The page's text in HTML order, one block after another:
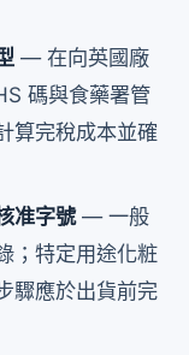
— 在向英國廠
碼與食藥署管
算完稅成本並確
准字號— 一般
；特定用途化粧
驟應於出貨前完